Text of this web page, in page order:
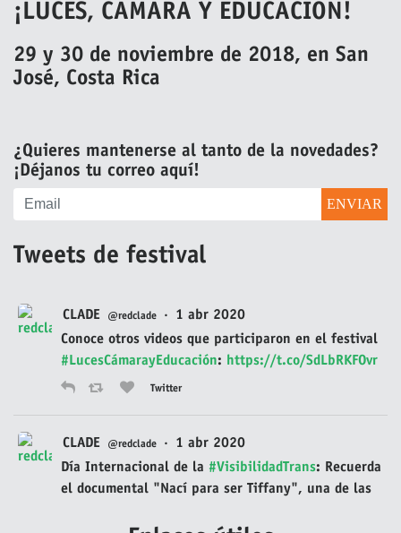
¡LUCES, CÁMARA Y EDUCACIÓN!
29 y 30 de noviembre de 2018, en San
José, Costa Rica
¿Quieres mantenerse al tanto de la novedades?
¡Déjanos tu correo aquí!
Tweets de festival
CLADE @redclade ·
1 abr 2020
Conoce otros videos que participaron en el festival
#LucesCámarayEducación: https://t.co/SdLbRKFOvr
Twitter
CLADE @redclade ·
1 abr 2020
Día Internacional de la #VisibilidadTrans: Recuerda
el documental "Nací para ser Tiffany", una de las